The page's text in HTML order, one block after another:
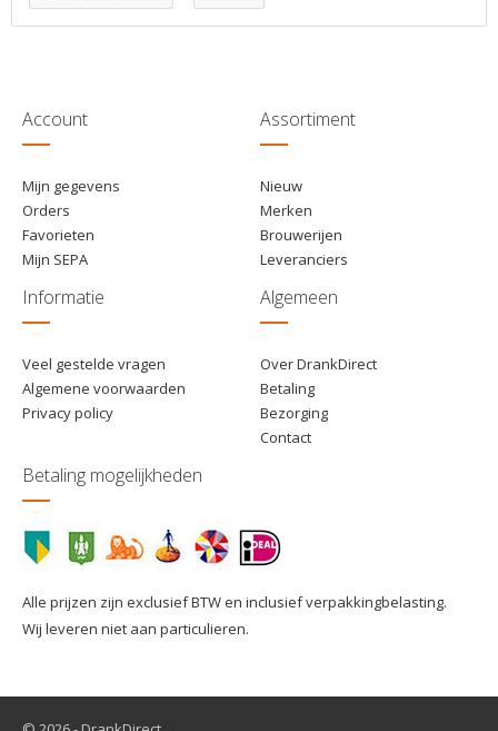
Account
Mijn gegevens
Orders
Favorieten
Mijn SEPA
Assortiment
Nieuw
Merken
Brouwerijen
Leveranciers
Informatie
Veel gestelde vragen
Algemene voorwaarden
Privacy policy
Algemeen
Over DrankDirect
Betaling
Bezorging
Contact
Betaling mogelijkheden
Alle prijzen zijn exclusief BTW en inclusief verpakkingbelasting.
Wij leveren niet aan particulieren.